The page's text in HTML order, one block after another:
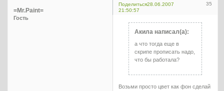
Поделиться 35
28.06.2007
21:50:57
=Mr.Paint=
Гость
Акила написал(а):
а что тогда еще в
скрипе прописать надо,
что бы работала?
Возьми просто цвет как фон сделай